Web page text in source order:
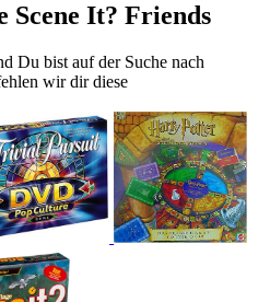
Scene It? Friends
Du bist auf der Suche nach
wir dir diese